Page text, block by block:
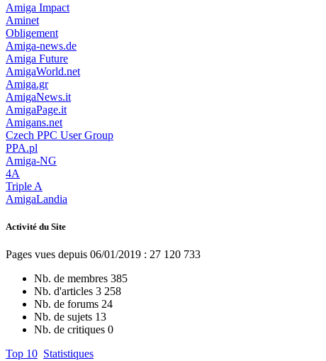
Amiga Impact
Aminet
Obligement
Amiga-news.de
Amiga Future
AmigaWorld.net
Amiga.gr
AmigaNews.it
AmigaPage.it
Amigans.net
Czech PPC User Group
PPA.pl
Amiga-NG
4A
Triple A
AmigaLandia
Activité du Site
Pages vues depuis 06/01/2019 : 27 120 733
Nb. de membres 385
Nb. d'articles 3 258
Nb. de forums 24
Nb. de sujets 13
Nb. de critiques 0
Top 10 Statistiques